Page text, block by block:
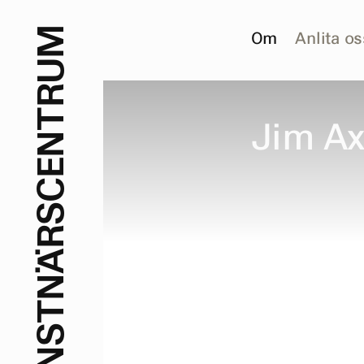
Om Anlita
S
T
N
Ä
R
S
C
E
N
T
R
U
M
Jim A